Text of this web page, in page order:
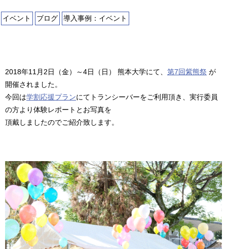
イベント ブログ 導入事例：イベント
2018年11月2日（金）～4日（日） 熊本大学にて、 第7回紫熊祭 が
開催されました。
今回は学割応援プランにてトランシーバーをご利用頂き、実行委員
の方より体験レポートとお写真を
頂戴しましたのでご紹介致します。